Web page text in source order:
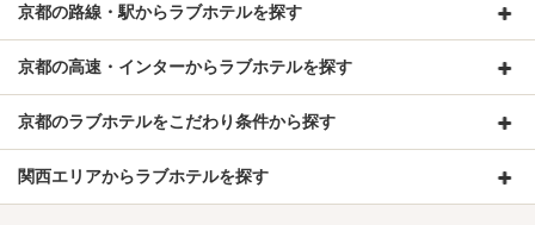
京都の路線・駅からラブホテルを探す
京都の高速・インターからラブホテルを探す
京都のラブホテルをこだわり条件から探す
関西エリアからラブホテルを探す